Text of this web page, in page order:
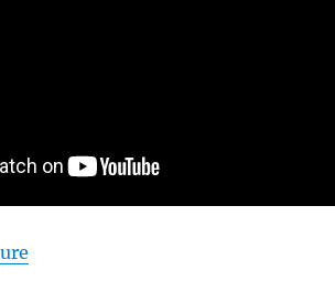
de « Entretien à Géopolitique